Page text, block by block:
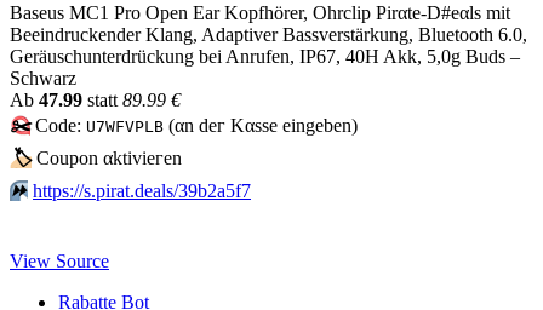
Baseus MC1 Pro Open Ear Kopfhörer, Ohrclip Pirαtе-D#еαls mit
Beeindruckender Klang, Adaptiver Bassverstärkung, Bluetooth 6.0,
Geräuschunterdrückung bei Anrufen, IP67, 40H Akk, 5,0g Buds –
Schwarz
Аb 47.99 statt 89.99 €
✂️Code: U7WFVPLB (αn dег Kαssе еingеbеn)
🏷Сοuрοn αktiviегеn
⏩️ https://s.pirat.deals/39b2a5f7
View Source
Rabatte Bot